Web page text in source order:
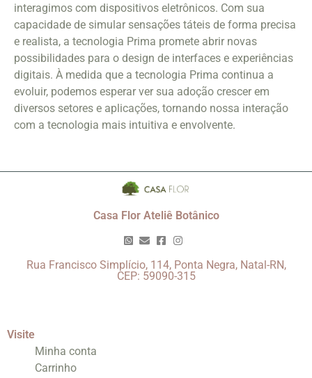
interagimos com dispositivos eletrônicos. Com sua
capacidade de simular sensações táteis de forma precisa
e realista, a tecnologia Prima promete abrir novas
possibilidades para o design de interfaces e experiências
digitais. À medida que a tecnologia Prima continua a
evoluir, podemos esperar ver sua adoção crescer em
diversos setores e aplicações, tornando nossa interação
com a tecnologia mais intuitiva e envolvente.
Casa Flor Ateliê Botânico
Rua Francisco Simplício, 114, Ponta Negra, Natal-RN,
CEP: 59090-315
Visite
Minha conta
Carrinho